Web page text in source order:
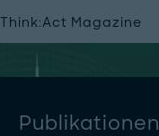
Publikationen
Think:Act Magazine